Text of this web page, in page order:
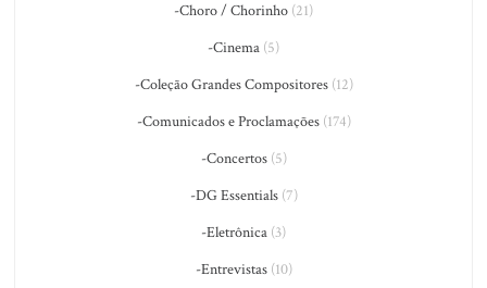
-Choro / Chorinho (21)
-Cinema (5)
-Coleção Grandes Compositores(12)
-Comunicados e Proclamações(174)
-Concertos(5)
-DG Essentials(7)
-Eletrônica (3)
-Entrevistas(10)